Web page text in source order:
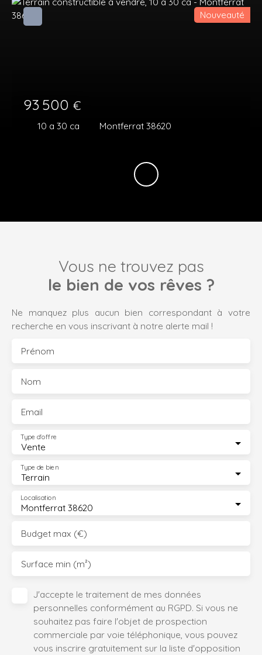
93 500 €
10 a 30 ca Montferrat 38620
Nouveauté
Vous ne trouvez pas
le bien de vos rêves ?
Ne manquez plus aucun bien correspondant à votre
recherche en vous inscrivant à notre alerte mail !
Prénom
Nom
Email
Vente
Type d'offre
Terrain
Type de bien
Montferrat 38620
Localisation
Budget max (€)
Surface min (m²)
J'accepte le traitement de mes données
personnelles conformément au RGPD. Si vous ne
souhaitez pas faire l'objet de prospection
commerciale par voie téléphonique, vous pouvez
vous inscrire gratuitement sur la liste d'opposition